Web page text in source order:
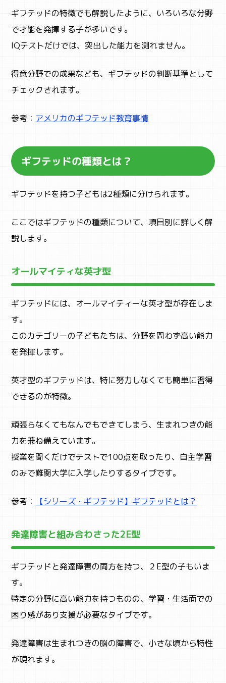
まなびちって？
ABOUT
ギフテッドの特徴でも解説したように、いろいろな分野
で才能を発揮する子が多いです。
IQテストだけでは、突出した能力を測れません。
得意分野での成果なども、ギフテッドの判断基準として
チェックされます。
参考： アメリカのギフテッド教育事情
ギフテッドの種類とは？
ギフテッドを持つ子どもは2種類に分けられます。
ここではギフテッドの種類について、項目別に詳しく解
説します。
オールマイティな英才型
ギフテッドには、オールマイティーな英才型が存在しま
す。
このカテゴリーの子どもたちは、分野を問わず高い能力
を発揮します。
英才型のギフテッドは、特に努力しなくても簡単に習得
できるのが特徴。
頑張らなくてもなんでもできてしまう、生まれつきの能
力を兼ね備えています。
授業を聞くだけでテストで100点を取ったり、自主学習
のみで難関大学に入学したりするタイプです。
参考： 【シリーズ・ギフテッド】ギフテッドとは？
発達障害と組み合わさった2E型
ギフテッドと発達障害の両方を持つ、２E型の子もいま
す。
特定の分野に高い能力を持つものの、学習・生活面での
困り感があり支援が必要なタイプです。
発達障害は生まれつきの脳の障害で、小さな頃から特性
が現れます。